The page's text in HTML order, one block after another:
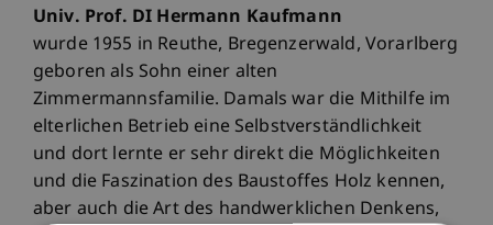
Univ. Prof. DI Hermann Kaufmann
wurde 1955 in Reuthe, Bregenzerwald, Vorarlberg
geboren als Sohn einer alten
Zimmermannsfamilie. Damals war die Mithilfe im
elterlichen Betrieb eine Selbstverständlichkeit
und dort lernte er sehr direkt die Möglichkeiten
und die Faszination des Baustoffes Holz kennen,
aber auch die Art des handwerklichen Denkens,